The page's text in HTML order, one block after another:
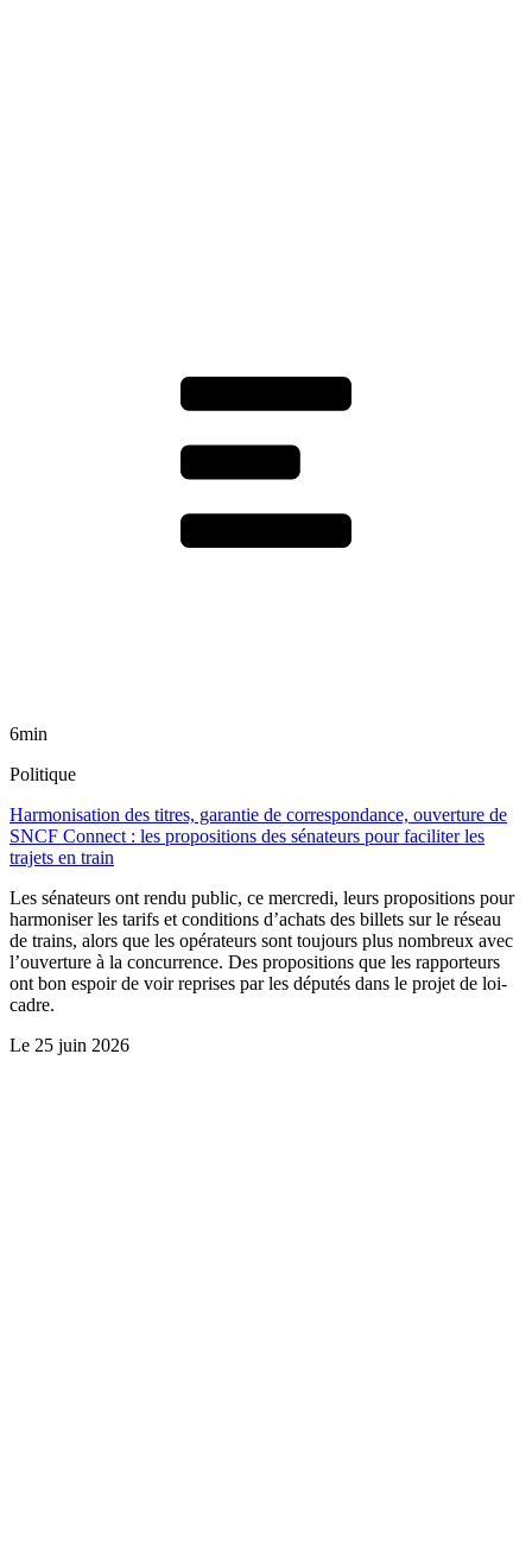
6min
Politique
Harmonisation des titres, garantie de correspondance, ouverture de
SNCF Connect : les propositions des sénateurs pour faciliter les
trajets en train
Les sénateurs ont rendu public, ce mercredi, leurs propositions pour
harmoniser les tarifs et conditions d’achats des billets sur le réseau
de trains, alors que les opérateurs sont toujours plus nombreux avec
l’ouverture à la concurrence. Des propositions que les rapporteurs
ont bon espoir de voir reprises par les députés dans le projet de loi-
cadre.
Le 25 juin 2026